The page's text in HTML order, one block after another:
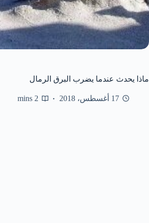
ماذا يحدث عندما يضرب البرق الرمال
17 أغسطس، 2018 2 mins